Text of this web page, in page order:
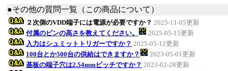
●その他の質問一覧（この商品について）
２次側のVDD端子には電源が必要ですか？ 2025-11-05更新
付属のピンの高さを教えてください。
2025-05-15更新
入力はシュミットトリガーですか？ 2025-05-12更新
100台とか500台の供給はできますか？
2023-05-01更新
基板の端子穴は2.54mmピッチですか？ 2023-02-28更新